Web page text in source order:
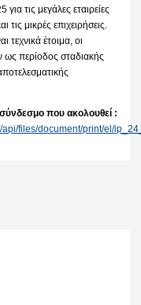
τις μεγάλες εταιρείες
τις μικρές επιχειρήσεις.
τεχνικά έτοιμα, οι
περίοδος σταδιακής
που ακολουθεί :
files/document/print/el/